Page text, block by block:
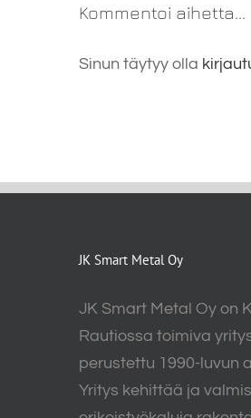
Kommentoi aihetta...
Sinun täytyy olla
JK Smart Metal Oy
JK Smart Metal Oy on
Rautiossa toimiva
perustettu 1990-luvun
Yritys kehittää ja